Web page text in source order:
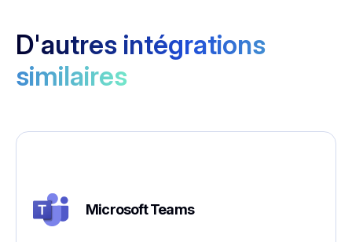
D'autres intégrations
similaires
Microsoft Teams